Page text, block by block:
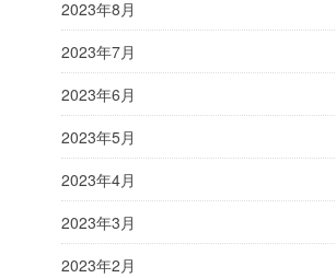
2023年8月
2023年7月
2023年6月
2023年5月
2023年4月
2023年3月
2023年2月